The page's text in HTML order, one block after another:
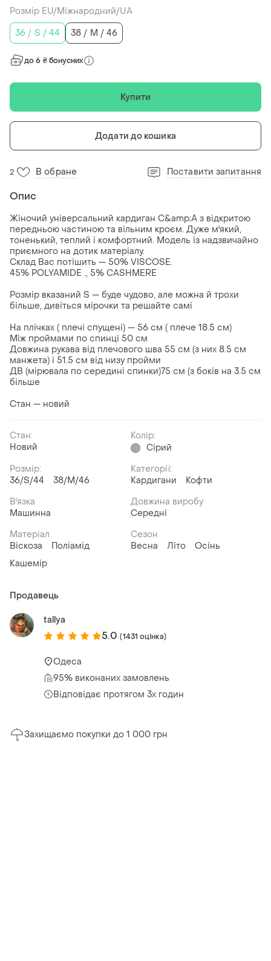
Розмір EU/Міжнародний/UA
36 / S / 44
38 / M / 46
до 6 ₴ бонусних
Купити
Додати до кошика
2 В обране Поставити запитання
Опис
Жіночий універсальний кардиган C&amp;A з відкритою
передньою частиною та вільним кроєм. Дуже м'який,
тоненький, теплий і комфортний. Модель із надзвичайно
приємного на дотик матеріалу.
Склад Вас потішить — 50% VISCOSE.
45% POLYAMIDE ., 5% CASHMERE
Розмір вказаний S — буде чудово, але можна й трохи
більше, дивіться мірочки та решайте самі
На плічках ( плечі спущені) — 56 см ( плече 18.5 см)
Між проймами по спинці 50 см
Довжина рукава від плечового шва 55 см (з них 8.5 см
манжета) і 51.5 см від низу пройми
ДВ (мірювала по середині спинки)75 см (з боків на 3.5 см
більше
Стан — новий
Стан:
Новий
Колір:
Сірий
Розмір:
36/S/44
38/M/46
Категорії:
Кардигани
Кофти
В'язка
Машинна
Довжина виробу
Середні
Матеріал
Віскоза
Поліамід
Кашемір
Сезон
Весна
Літо Осінь
Продавець
tallya
5.0 (1431 оцінка)
Одеса
95% виконаних замовлень
Відповідає протягом 3х годин
Захищаємо покупки до 1 000 грн